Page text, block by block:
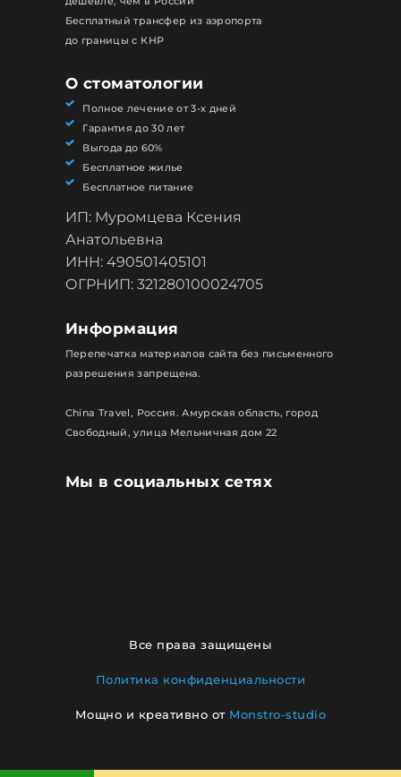
Мы в социальных сетях
Бесплатный трансфер из аэропорта
до границы с КНР
О стоматологии
Полное лечение от 3-х дней
Гарантия до 30 лет
Выгода до 60%
Бесплатное жилье
Бесплатное питание
ИП: Муромцева Ксения
Анатольевна
ИНН: 490501405101
ОГРНИП: 321280100024705
Информация
Перепечатка материалов сайта без письменного
разрешения запрещена.
China Travel, Россия. Амурская область, город
Свободный, улица Мельничная дом 22
Все права защищены
Политика конфиденциальности
Мощно и креативно от Monstro-studio